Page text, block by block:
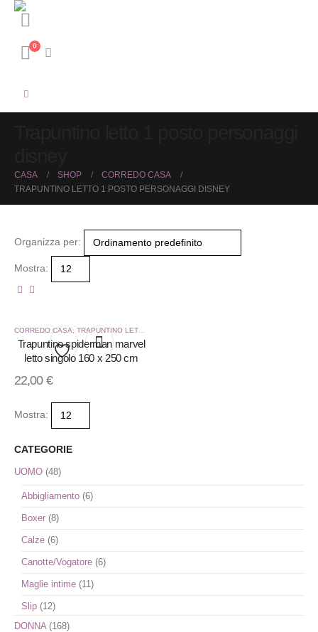
0
CASA SHOP
CORREDO CASA
TRAPUNTINO LETTO 1 POSTO PERSONAGGI DISNEY
Organizza per:
Mostra:
Aggiungi
alla
lista
dei
desideri
CORREDO CASA TRAPUNTINO LETTO 1 POSTO PERSONAGGI DISNEY
Trapuntino spiderman marvel
letto singolo 160 x 250 cm
22,00 €
Mostra:
CATEGORIE
UOMO (48)
Abbigliamento (6)
Boxer (8)
Calze (6)
Canotte/Vogatore (6)
Maglie intime (11)
Slip (12)
DONNA (168)